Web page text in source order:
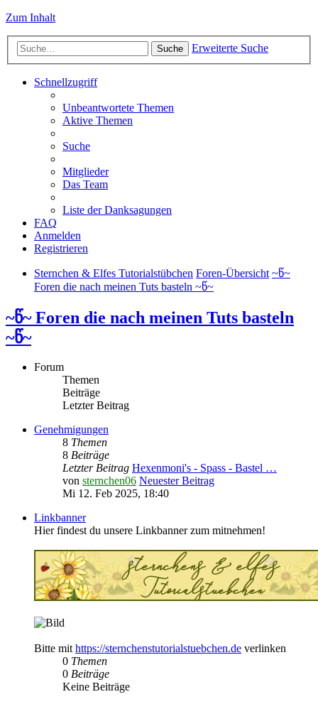
Zum Inhalt
Suche Erweiterte Suche
Schnellzugriff
Unbeantwortete Themen
Aktive Themen
Suche
Mitglieder
Das Team
Liste der Danksagungen
FAQ
Anmelden
Registrieren
Sternchen & Elfes Tutorialstübchen Foren-Übersicht ~წ~
Foren die nach meinen Tuts basteln ~წ~
~წ~ Foren die nach meinen Tuts basteln
~წ~
Forum
Themen
Beiträge
Letzter Beitrag
Genehmigungen
8 Themen
8 Beiträge
Letzter Beitrag Hexenmoni's - Spass - Bastel …
von sternchen06 Neuester Beitrag
Mi 12. Feb 2025, 18:40
Linkbanner
Hier findest du unsere Linkbanner zum mitnehmen!
Bitte mithttps://sternchenstutorialstuebchen.de verlinken
0 Themen
0 Beiträge
Keine Beiträge